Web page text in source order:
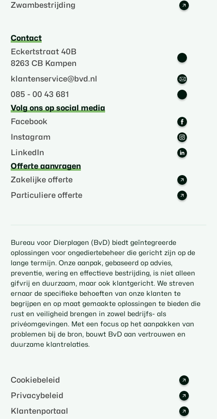
Zwambestrijding
Contact
Eckertstraat 40B
8263 CB Kampen
klantenservice@bvd.nl
085 - 00 43 681
Volg ons op social media
Facebook
Instagram
LinkedIn
Offerte aanvragen
Zakelijke offerte
Particuliere offerte
Bureau voor Dierplagen (BvD) biedt geïntegreerde
oplossingen voor ongediertebeheer die gericht zijn op de
lange termijn. Onze aanpak, gebaseerd op advies,
preventie, wering en effectieve bestrijding, is niet alleen
gifvrij en duurzaam, maar ook klantgericht. We streven
ernaar de specifieke behoeften van onze klanten te
begrijpen en op maat gemaakte oplossingen te bieden die
rust en veiligheid brengen in zowel bedrijfs- als
privéomgevingen. Met een focus op het aanpakken van
problemen bij de bron, bouwt BvD aan vertrouwen en
duurzame klantrelaties.
Cookiebeleid
Privacybeleid
Klantenportaal